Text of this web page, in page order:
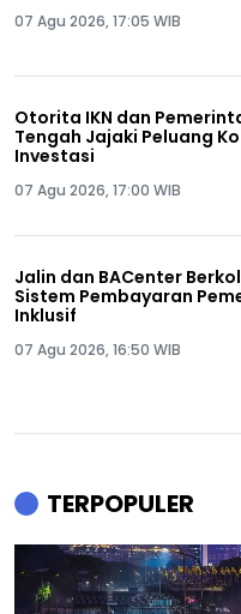
07 Agu 2026, 17:05 WIB
Otorita IKN dan
Tengah Jajaki Peluang
Investasi
07 Agu 2026, 17:00 WIB
Jalin dan BACenter
Sistem Pembayaran
Inklusif
07 Agu 2026, 16:50 WIB
TERPOPULER